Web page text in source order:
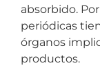
absorbido.
periódicas
órganos
productos.